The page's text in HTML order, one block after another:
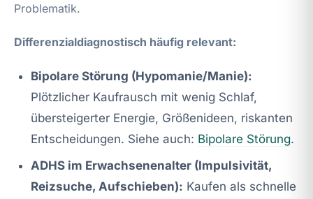
Problematik.
Differenzialdiagnostisch häufig relevant:
Bipolare Störung (Hypomanie/Manie):
Plötzlicher Kaufrausch mit wenig Schlaf,
übersteigerter Energie, Größenideen, riskanten
Entscheidungen. Siehe auch: Bipolare Störung.
ADHS im Erwachsenenalter (Impulsivität,
Reizsuche, Aufschieben): Kaufen als schnelle